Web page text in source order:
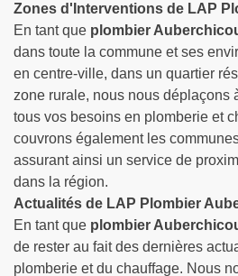
Zones d'Interventions de LAP
En tant que plombier
dans toute la commune et ses
en centre-ville, dans un quartier
zone rurale, nous nous déplaçons
tous vos besoins en plomberie et
couvrons également les
assurant ainsi un service de
dans la région.
Actualités de LAP Plombier
En tant que plombier
de rester au fait des dernières
plomberie et du chauffage. Nous